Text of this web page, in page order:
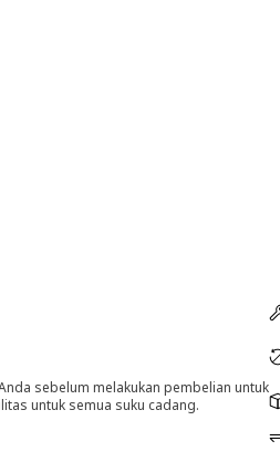
sebelum melakukan pembelian untuk
untuk semua suku cadang.